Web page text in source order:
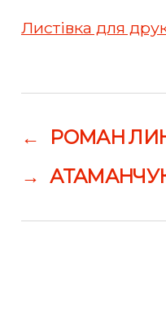
Листівка для
←
РОМАН
→ АТАМАНЧУК